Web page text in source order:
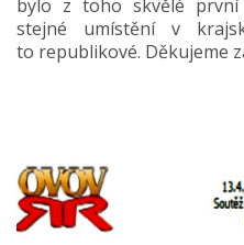
bylo z toho skvělé
stejné umístění v
to republikové. Děkujeme